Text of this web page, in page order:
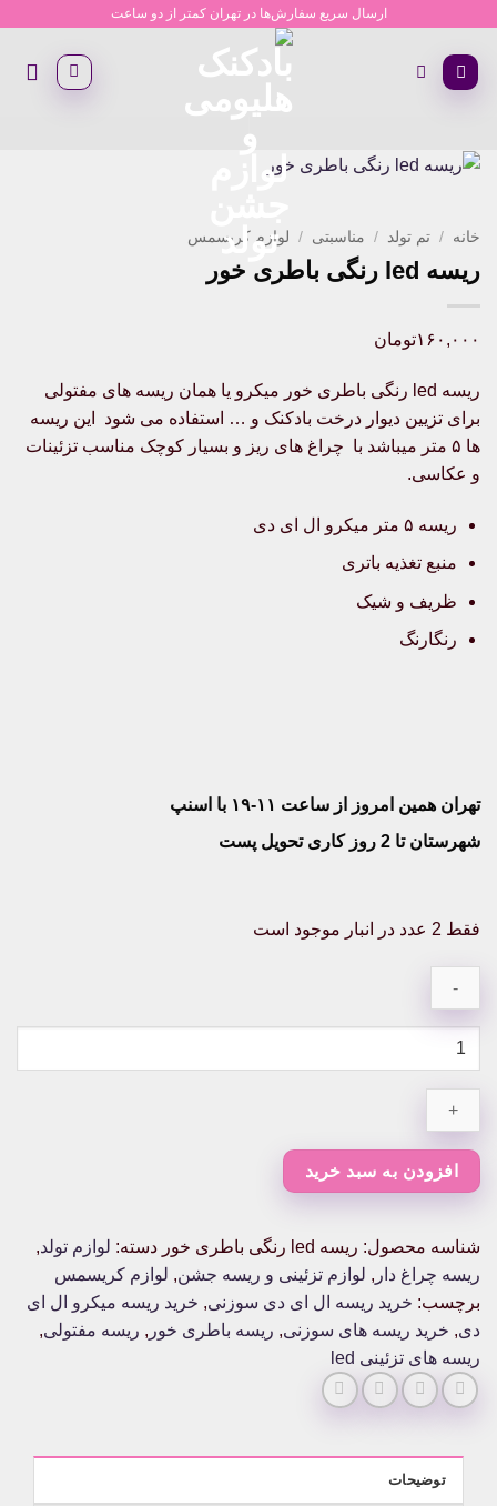
content
ارسال سریع سفارش‌ها در تهران کمتر از دو ساعت
خانه / تم تولد / مناسبتی / لوازم کریسمس
ریسه led رنگی باطری خور
۱۶۰,۰۰۰تومان
ریسه led رنگی باطری خور میکرو یا همان ریسه های مفتولی
برای تزیین دیوار درخت بادکنک و … استفاده می شود این ریسه
ها ۵ متر میباشد با چراغ های ریز و بسیار کوچک مناسب تزئینات
و عکاسی.
ریسه ۵ متر میکرو ال ای دی
منبع تغذیه باتری
ظریف و شیک
رنگارنگ
تهران همین امروز از ساعت ۱۱-۱۹ با اسنپ
شهرستان تا 2 روز کاری تحویل پست
فقط 2 عدد در انبار موجود است
ریسه
رنگی
باطری
عدد
افزودن به سبد خرید
شناسه محصول: ریسه led رنگی باطری خور دسته: لوازم تولد,
ریسه چراغ دار , لوازم تزئینی و ریسه جشن, لوازم کریسمس
برچسب: خرید ریسه ال ای دی سوزنی, خرید ریسه میکرو ال ای
دی, خرید ریسه های سوزنی, ریسه باطری خور , ریسه مفتولی,
ریسه های تزئینی led
توضیحات